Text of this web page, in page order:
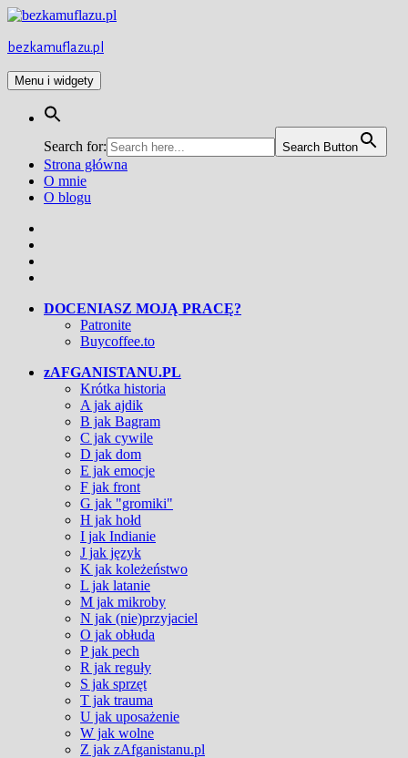
Przejdź
treści
bezkamuflazu.pl
Menu i widgety
Search for: Search Button
Strona główna
O mnie
O blogu
DOCENIASZ MOJĄ PRACĘ?
Patronite
Buycoffee.to
zAFGANISTANU.PL
Krótka historia
A jak ajdik
B jak Bagram
C jak cywile
D jak dom
E jak emocje
F jak front
G jak "gromiki"
H jak hołd
I jak Indianie
J jak język
K jak koleżeństwo
L jak latanie
M jak mikroby
N jak (nie)przyjaciel
O jak obłuda
P jak pech
R jak reguły
S jak sprzęt
T jak trauma
U jak uposażenie
W jak wolne
Z jak zAfganistanu.pl